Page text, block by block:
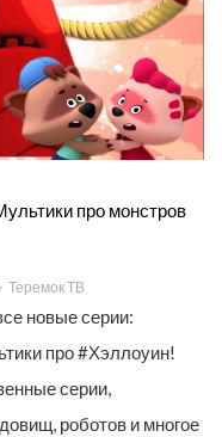
про монстров
Теремок ТВ
новые серии:
про #Хэллоуин!
серии,
роботов и многое